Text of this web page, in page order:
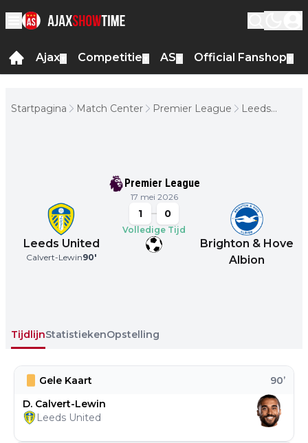
Ajax Competitie AS Official Fanshop
Startpagina Match Center Premier League
Leeds
Premier League
17 mei 2026
Leeds United
Calvert-Lewin90'
1 0
Volledige Tijd
Brighton & Hove
Albion
TijdlijnStatistiekenOpstelling
Gele Kaart 90’
D. Calvert-Lewin
Leeds United